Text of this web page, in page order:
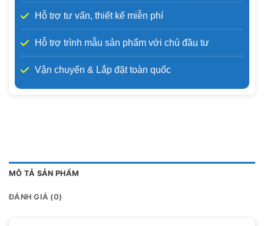
Hỗ trợ tư vấn, thiết kế miễn phí
Hỗ trợ trình mẫu sản phẩm với chủ đầu tư
Vận chuyển & Lắp đặt toàn quốc
MÔ TẢ SẢN PHẨM
ĐÁNH GIÁ (0)